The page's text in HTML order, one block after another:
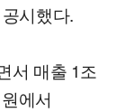
시했다.
서 매출 1조
에서